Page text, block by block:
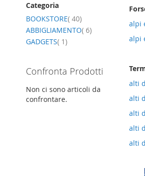
alpi
alpi
alti
alti
alti
alti
alti
Categoria
BOOKSTORE 40elemento
ABBIGLIAMENTO 6elemento
GADGETS 1elemento
Confronta Prodotti
Non ci sono articoli da
confrontare.